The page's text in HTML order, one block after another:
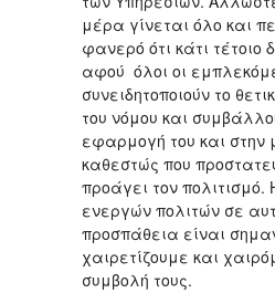
μέρα γίνεται όλο και
φανερό ότι κάτι τέτοιο
αφού όλοι οι
συνειδητοποιούν το
του νόμου και
εφαρμογή του και
καθεστώς που
προάγει τον πολιτισμό.
ενεργών πολιτών σε
προσπάθεια είναι
χαιρετίζουμε και
συμβολή τους.